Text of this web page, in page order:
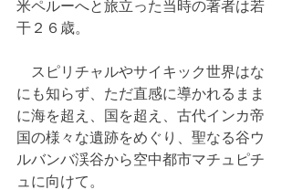
米ペルーへと旅立った当時の著者は若
干２６歳。
スピリチャルやサイキック世界はな
にも知らず、ただ直感に導かれるまま
に海を超え、国を超え、古代インカ帝
国の様々な遺跡をめぐり、聖なる谷ウ
ルバンバ渓谷から空中都市マチュピチ
ュに向けて。